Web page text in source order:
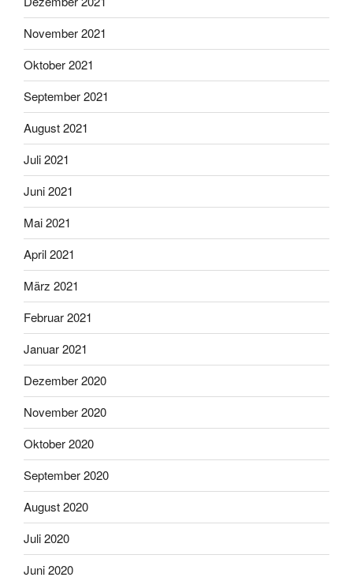
November 2021
Oktober 2021
September 2021
August 2021
Juli 2021
Juni 2021
Mai 2021
April 2021
März 2021
Februar 2021
Januar 2021
Dezember 2020
November 2020
Oktober 2020
September 2020
August 2020
Juli 2020
Juni 2020